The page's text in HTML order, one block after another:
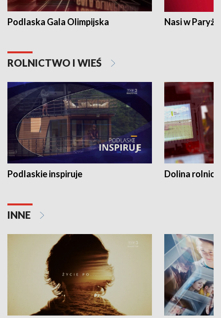
Podlaska Gala Olimpijska Nasi w Paryżu
ROLNICTWO I WIEŚ
Podlaskie inspiruje Dolina
INNE